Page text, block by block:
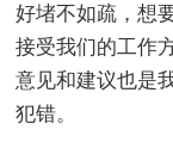
好堵不如疏，想
接受我们的工作
意见和建议也是
犯错。